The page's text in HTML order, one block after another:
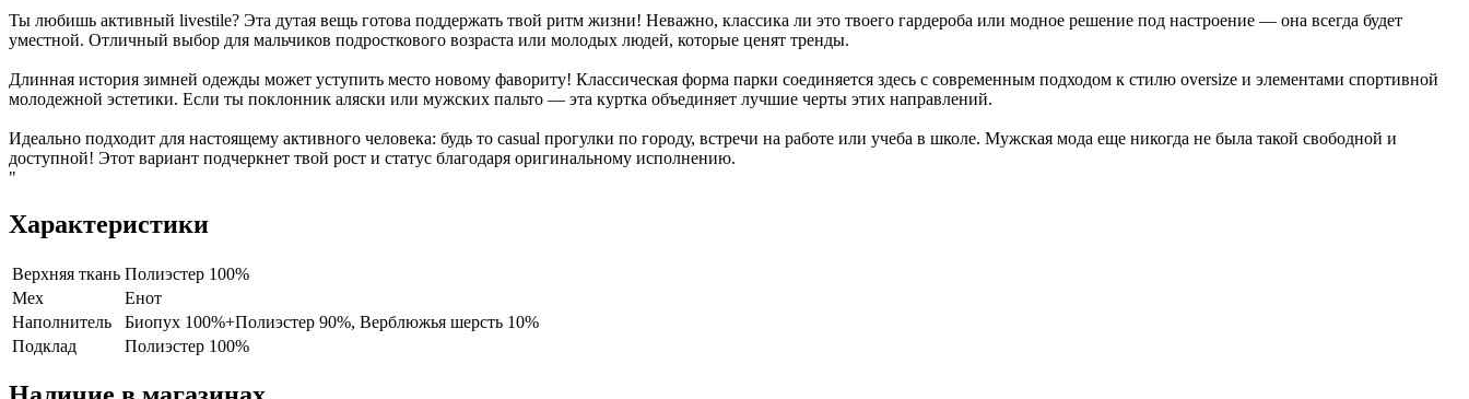
Ты любишь активный livestile? Эта дутая вещь готова поддержать твой ритм жизни! Неважно, классика ли это твоего гардероба или модное решение под настроение — она всегда будет
уместной. Отличный выбор для мальчиков подросткового возраста или молодых людей, которые ценят тренды.
Длинная история зимней одежды может уступить место новому фавориту! Классическая форма парки соединяется здесь с современным подходом к стилю oversize и элементами спортивной
молодежной эстетики. Если ты поклонник аляски или мужских пальто — эта куртка объединяет лучшие черты этих направлений.
Идеально подходит для настоящему активного человека: будь то casual прогулки по городу, встречи на работе или учеба в школе. Мужская мода еще никогда не была такой свободной и
доступной! Этот вариант подчеркнет твой рост и статус благодаря оригинальному исполнению.
"
Характеристики
Верхняя ткань Полиэстер 100%
Мех
Енот
Наполнитель
Биопух 100%+Полиэстер 90%, Верблюжья шерсть 10%
Подклад
Полиэстер 100%